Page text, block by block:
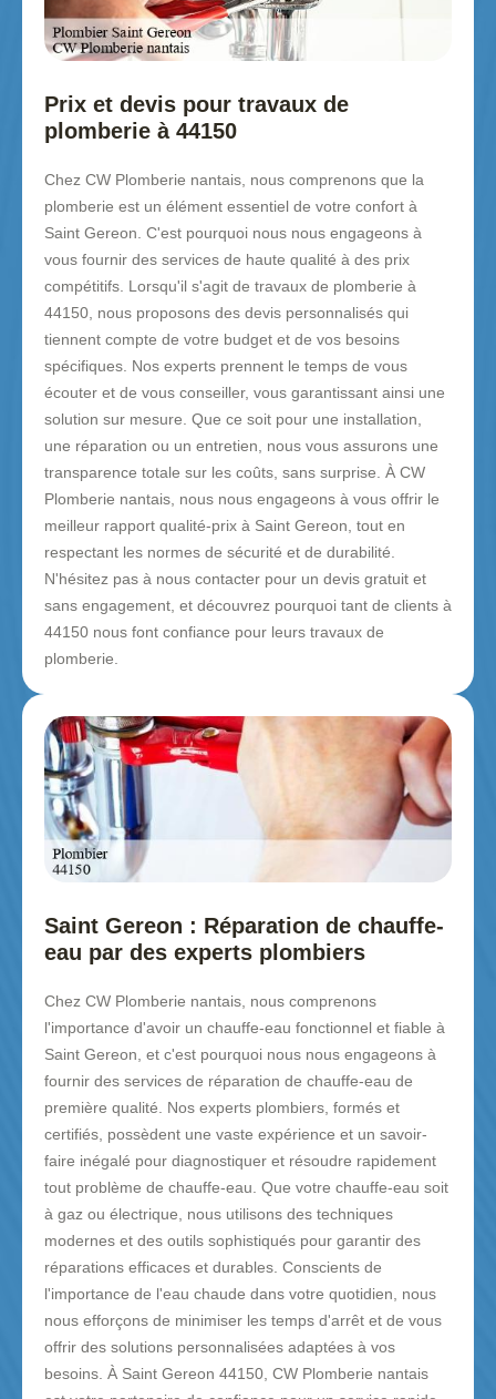
Prix et devis pour travaux de
plomberie à 44150
Chez CW Plomberie nantais, nous comprenons que la
plomberie est un élément essentiel de votre confort à
Saint Gereon. C'est pourquoi nous nous engageons à
vous fournir des services de haute qualité à des prix
compétitifs. Lorsqu'il s'agit de travaux de plomberie à
44150, nous proposons des devis personnalisés qui
tiennent compte de votre budget et de vos besoins
spécifiques. Nos experts prennent le temps de vous
écouter et de vous conseiller, vous garantissant ainsi une
solution sur mesure. Que ce soit pour une installation,
une réparation ou un entretien, nous vous assurons une
transparence totale sur les coûts, sans surprise. À CW
Plomberie nantais, nous nous engageons à vous offrir le
meilleur rapport qualité-prix à Saint Gereon, tout en
respectant les normes de sécurité et de durabilité.
N'hésitez pas à nous contacter pour un devis gratuit et
sans engagement, et découvrez pourquoi tant de clients à
44150 nous font confiance pour leurs travaux de
plomberie.
Saint Gereon : Réparation de chauffe-
eau par des experts plombiers
Chez CW Plomberie nantais, nous comprenons
l'importance d'avoir un chauffe-eau fonctionnel et fiable à
Saint Gereon, et c'est pourquoi nous nous engageons à
fournir des services de réparation de chauffe-eau de
première qualité. Nos experts plombiers, formés et
certifiés, possèdent une vaste expérience et un savoir-
faire inégalé pour diagnostiquer et résoudre rapidement
tout problème de chauffe-eau. Que votre chauffe-eau soit
à gaz ou électrique, nous utilisons des techniques
modernes et des outils sophistiqués pour garantir des
réparations efficaces et durables. Conscients de
l'importance de l'eau chaude dans votre quotidien, nous
nous efforçons de minimiser les temps d'arrêt et de vous
offrir des solutions personnalisées adaptées à vos
besoins. À Saint Gereon 44150, CW Plomberie nantais